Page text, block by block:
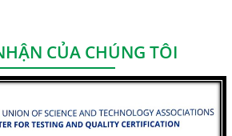
CỦA CHÚNG TÔI